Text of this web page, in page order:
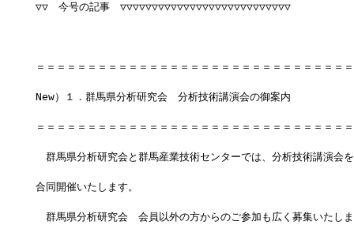
▽▽　今号の記事　▽▽▽▽▽▽▽▽▽▽▽▽▽▽▽▽▽▽▽▽▽▽▽▽▽▽▽
＝＝＝＝＝＝＝＝＝＝＝＝＝＝＝＝＝＝＝＝＝＝＝＝＝＝＝＝＝＝
New）１．群馬県分析研究会　分析技術講演会の御案内
＝＝＝＝＝＝＝＝＝＝＝＝＝＝＝＝＝＝＝＝＝＝＝＝＝＝＝＝＝＝
群馬県分析研究会と群馬産業技術センターでは、分析技術講演会
合同開催いたします。
群馬県分析研究会　会員以外の方からのご参加も広く募集いたし